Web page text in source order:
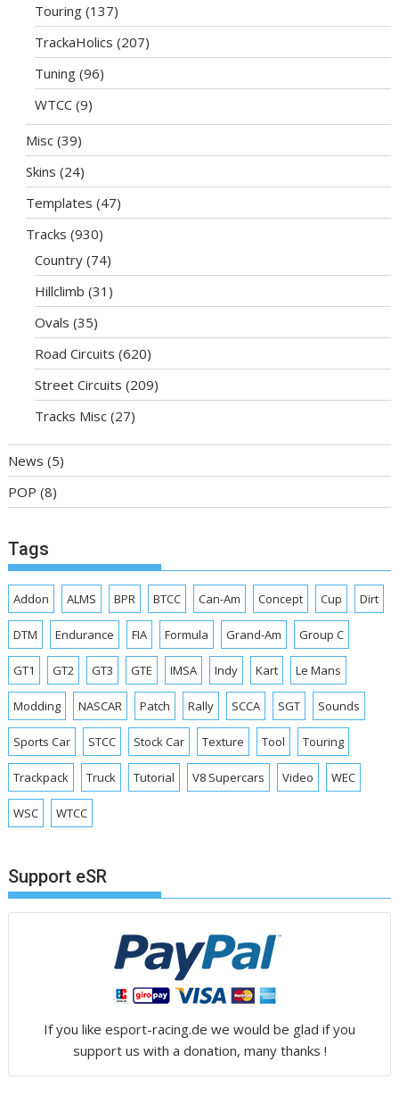
Touring (137)
TrackaHolics (207)
Tuning (96)
WTCC (9)
Misc (39)
Skins (24)
Templates (47)
Tracks (930)
Country (74)
Hillclimb (31)
Ovals (35)
Road Circuits (620)
Street Circuits (209)
Tracks Misc (27)
News (5)
POP (8)
Tags
Addon ALMS BPR BTCC Can-Am Concept Cup Dirt
DTM Endurance FIA Formula Grand-Am Group C
GT1 GT2 GT3 GTE IMSA Indy Kart Le Mans
Modding NASCAR Patch Rally SCCA SGT Sounds
Sports Car STCC Stock Car Texture Tool Touring
Trackpack Truck Tutorial V8 Supercars Video WEC
WSC WTCC
Support eSR
If you like esport-racing.de we would be glad if you
support us with a donation, many thanks !